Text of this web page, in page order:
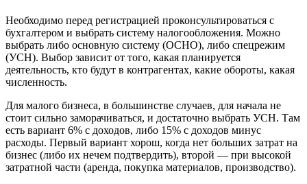
Необходимо перед регистрацией проконсультироваться с
бухгалтером и выбрать систему налогообложения. Можно
выбрать либо основную систему (ОСНО), либо спецрежим
(УСН). Выбор зависит от того, какая планируется
деятельность, кто будут в контрагентах, какие обороты, какая
численность.
Для малого бизнеса, в большинстве случаев, для начала не
стоит сильно заморачиваться, и достаточно выбрать УСН. Там
есть вариант 6% с доходов, либо 15% с доходов минус
расходы. Первый вариант хорош, когда нет больших затрат на
бизнес (либо их нечем подтвердить), второй — при высокой
затратной части (аренда, покупка материалов, производство).